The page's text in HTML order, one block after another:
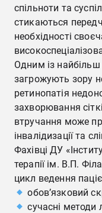
спільноти та
стикаються
необхідності
Одним із
загрожують зору
ретинопатія
захворювання
втручання може
інвалідизації та
Фахівці ДУ
терапії ім. В.П.
цикл ведення
обов’язковий
сучасні методи